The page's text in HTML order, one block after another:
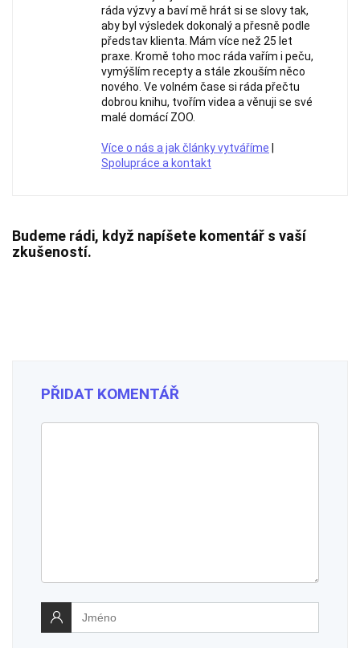
ráda výzvy a baví mě hrát si se slovy tak,
aby byl výsledek dokonalý a přesně podle
představ klienta. Mám více než 25 let
praxe. Kromě toho moc ráda vařím i peču,
vymýšlím recepty a stále zkouším něco
nového. Ve volném čase si ráda přečtu
dobrou knihu, tvořím videa a věnuji se své
malé domácí ZOO.
Více o nás a jak články vytváříme
Spolupráce a kontakt
Budeme rádi, když napíšete komentář s vaší
zkušeností.
PŘIDAT KOMENTÁŘ